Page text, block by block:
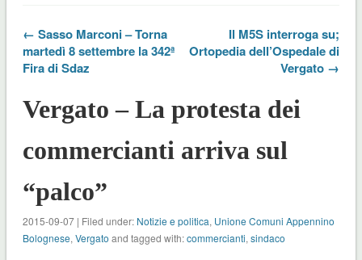
← Sasso Marconi – Torna
martedì 8 settembre la 342ª
Fira di Sdaz
Il M5S interroga su;
Ortopedia dell’Ospedale di
Vergato →
Vergato – La protesta dei
commercianti arriva sul
“palco”
2015-09-07 | Filed under: Notizie e politica, Unione Comuni Appennino
Bolognese, Vergato and tagged with:commercianti, sindaco